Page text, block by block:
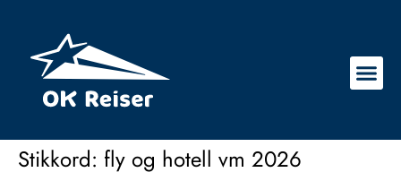
Stikkord: fly og hotell vm 2026